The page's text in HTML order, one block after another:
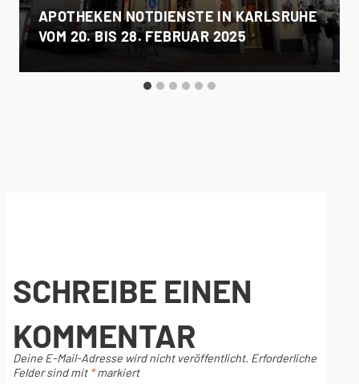
APOTHEKEN NOTDIENSTE IN KARLSRUHE
VOM 20. BIS 28. FEBRUAR 2025
SCHREIBE EINEN
KOMMENTAR
Deine E-Mail-Adresse wird nicht veröffentlicht. Erforderliche
Felder sind mit *markiert